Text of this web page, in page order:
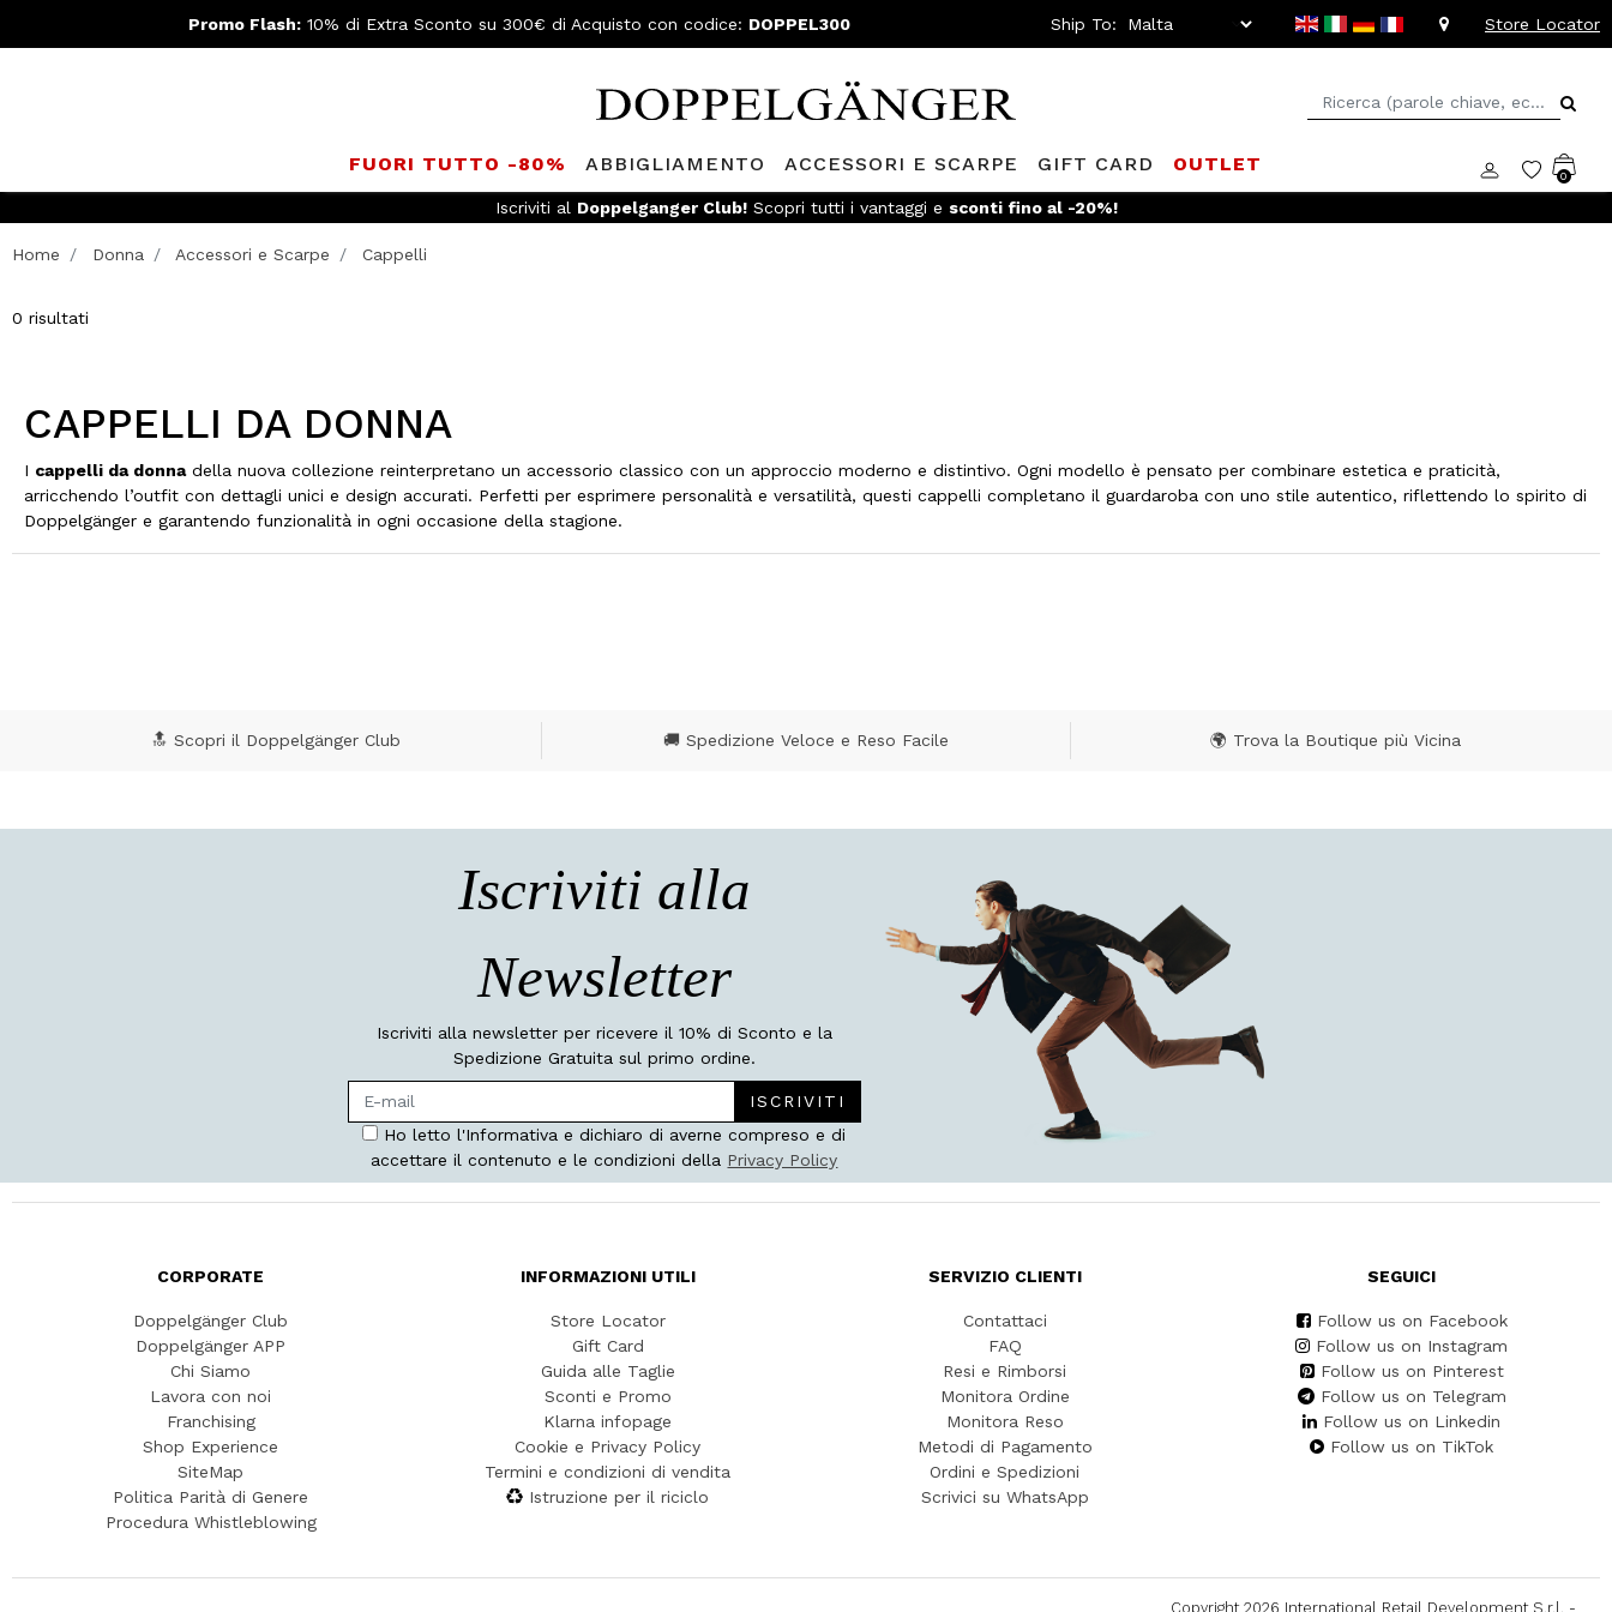
Promo Flash:10% di Extra Sconto su 300€ di Acquisto con codice: DOPPEL300 Ship To: Store Locator
FUORI TUTTO -80% ABBIGLIAMENTO ACCESSORI E SCARPE GIFT CARD OUTLET
0
Iscriviti al Doppelganger Club!Scopri tutti i vantaggi e sconti fino al -20%!
Home Donna Accessori e Scarpe Cappelli
0 risultati
CAPPELLI DA DONNA
I cappelli da donnadella nuova collezione reinterpretano un accessorio classico con un approccio moderno e distintivo. Ogni modello è pensato per combinare estetica e praticità,
arricchendo l’outfit con dettagli unici e design accurati. Perfetti per esprimere personalità e versatilità, questi cappelli completano il guardaroba con uno stile autentico, riflettendo lo spirito di
Doppelgänger e garantendo funzionalità in ogni occasione della stagione.
🔝 Scopri il Doppelgänger Club 🚚 Spedizione Veloce e Reso Facile 🌍 Trova la Boutique più Vicina
Iscriviti alla
Newsletter
Iscriviti alla newsletter per ricevere il 10% di Sconto e la
Spedizione Gratuita sul primo ordine.
ISCRIVITI
Ho letto l'Informativa e dichiaro di averne compreso e di
accettare il contenuto e le condizioni della Privacy Policy
CORPORATE
Doppelgänger Club
Doppelgänger APP
Chi Siamo
Lavora con noi
Franchising
Shop Experience
SiteMap
Politica Parità di Genere
Procedura Whistleblowing
INFORMAZIONI UTILI
Store Locator
Gift Card
Guida alle Taglie
Sconti e Promo
Klarna infopage
Cookie e Privacy Policy
Termini e condizioni di vendita
Istruzione per il riciclo
SERVIZIO CLIENTI
Contattaci
FAQ
Resi e Rimborsi
Monitora Ordine
Monitora Reso
Metodi di Pagamento
Ordini e Spedizioni
Scrivici su WhatsApp
SEGUICI
Follow us on Facebook
Follow us on Instagram
Follow us on Pinterest
Follow us on Telegram
Follow us on Linkedin
Follow us on TikTok
Copyright 2026 International Retail Development S.r.l. -